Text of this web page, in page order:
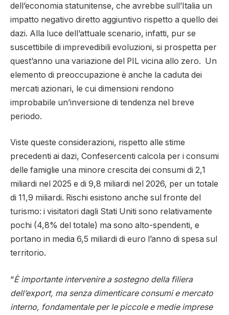
dell’economia statunitense, che avrebbe sull’Italia un
impatto negativo diretto aggiuntivo rispetto a quello dei
dazi. Alla luce dell’attuale scenario, infatti, pur se
suscettibile di imprevedibili evoluzioni, si prospetta per
quest’anno una variazione del PIL vicina allo zero. Un
elemento di preoccupazione è anche la caduta dei
mercati azionari, le cui dimensioni rendono
improbabile un’inversione di tendenza nel breve
periodo.
Viste queste considerazioni, rispetto alle stime
precedenti ai dazi, Confesercenti calcola per i consumi
delle famiglie una minore crescita dei consumi di 2,1
miliardi nel 2025 e di 9,8 miliardi nel 2026, per un totale
di 11,9 miliardi. Rischi esistono anche sul fronte del
turismo: i visitatori dagli Stati Uniti sono relativamente
pochi (4,8% del totale) ma sono alto-spendenti, e
portano in media 6,5 miliardi di euro l’anno di spesa sul
territorio.
“È importante intervenire a sostegno della filiera
dell’export, ma senza dimenticare consumi e mercato
interno, fondamentale per le piccole e medie imprese